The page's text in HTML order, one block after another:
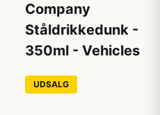
Company
Ståldrikkedunk -
350ml - Vehicles
UDSALG